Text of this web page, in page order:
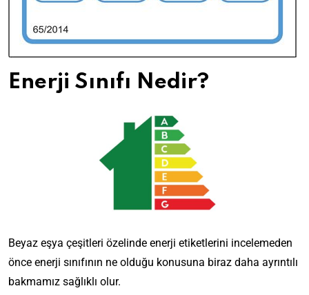
Enerji Sınıfı Nedir?
Beyaz eşya çeşitleri özelinde enerji etiketlerini incelemeden
önce enerji sınıfının ne olduğu konusuna biraz daha ayrıntılı
bakmamız sağlıklı olur.